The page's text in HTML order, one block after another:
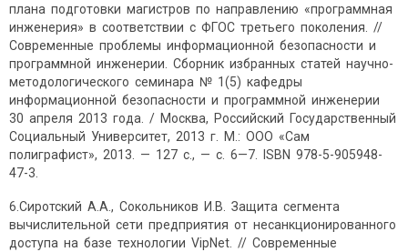
плана подготовки магистров по направлению «программная
инженерия» в соответствии с ФГОС третьего поколения. //
Современные проблемы информационной безопасности и
программной инженерии. Сборник избранных статей научно-
методологического семинара № 1(5) кафедры
информационной безопасности и программной инженерии
30 апреля 2013 года. / Москва, Российский Государственный
Социальный Университет, 2013 г. М.: ООО «Сам
полиграфист», 2013. — 127 с., — с. 6—7. ISBN 978-5-905948-
47-3.
6.Сиротский А.А., Сокольников И.В. Защита сегмента
вычислительной сети предприятия от несанкционированного
доступа на базе технологии VipNet. // Современные